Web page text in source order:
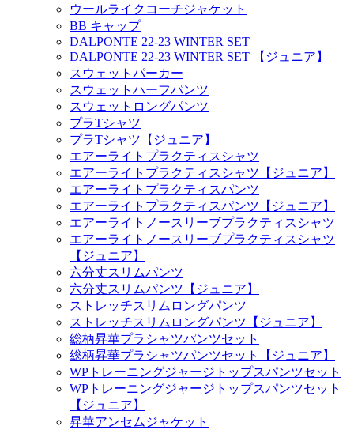
ウールライクコーチジャケット
BB キャップ
DALPONTE 22-23 WINTER SET
DALPONTE 22-23 WINTER SET 【ジュニア】
スウェットパーカー
スウェットハーフパンツ
スウェットロングパンツ
プラTシャツ
プラTシャツ【ジュニア】
エアーライトプラクティスシャツ
エアーライトプラクティスシャツ【ジュニア】
エアーライトプラクティスパンツ
エアーライトプラクティスパンツ【ジュニア】
エアーライトノースリーブプラクティスシャツ
エアーライトノースリーブプラクティスシャツ
【ジュニア】
六分丈スリムパンツ
六分丈スリムパンツ【ジュニア】
ストレッチスリムロングパンツ
ストレッチスリムロングパンツ【ジュニア】
総柄昇華プラシャツパンツセット
総柄昇華プラシャツパンツセット【ジュニア】
WPトレーニングジャージトップスパンツセット
WPトレーニングジャージトップスパンツセット
【ジュニア】
昇華アンセムジャケット